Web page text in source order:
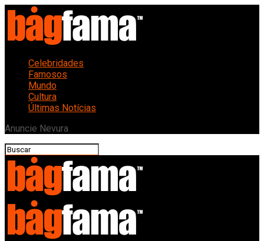
Celebridades
Famosos
Mundo
Cultura
Últimas Notícias
Anuncie Nevura